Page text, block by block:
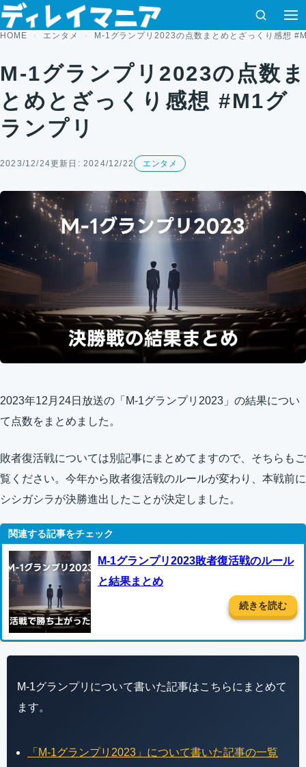
コンテンツへスキップ
検索
HOME エンタメ M-1グランプリ2023の点数まとめとざっくり感想
M-1グランプリ2023の点数ま
とめとざっくり感想 #M1グ
ランプリ
2023/12/24更新日: 2024/12/22 エンタメ
2023年12月24日放送の「M-1グランプリ2023」の結果につい
て点数をまとめました。
敗者復活戦については別記事にまとめてますので、そちらもご
覧ください。今年から敗者復活戦のルールが変わり、本戦前に
シシガシラが決勝進出したことが決定しました。
M-1グランプリ2023敗者復活戦のルール
と結果まとめ
続きを読む
M-1グランプリについて書いた記事はこちらにまとめて
ます。
「M-1グランプリ2023」について書いた記事の一覧